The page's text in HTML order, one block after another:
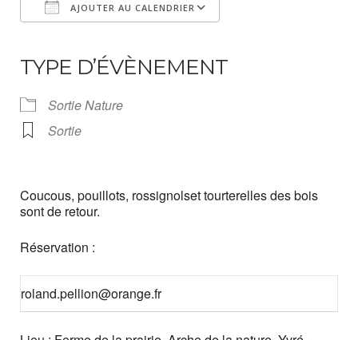
AJOUTER AU CALENDRIER
TYPE D’ÉVÈNEMENT
Sortie Nature
Sortie
Coucous, pouillots, rossignolset tourterelles des bois
sont de retour.
Réservation :
roland.pellion@orange.fr